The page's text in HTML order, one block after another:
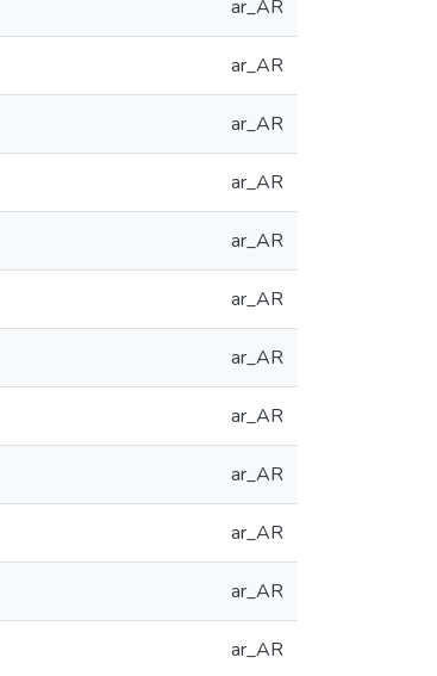
ar_AR
ar_AR
ar_AR
ar_AR
ar_AR
ar_AR
ar_AR
ar_AR
ar_AR
ar_AR
ar_AR
ar_AR